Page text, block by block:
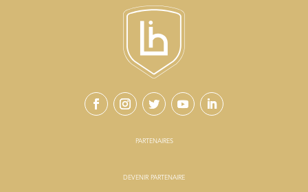
PARTENAIRES
DEVENIR PARTENAIRE